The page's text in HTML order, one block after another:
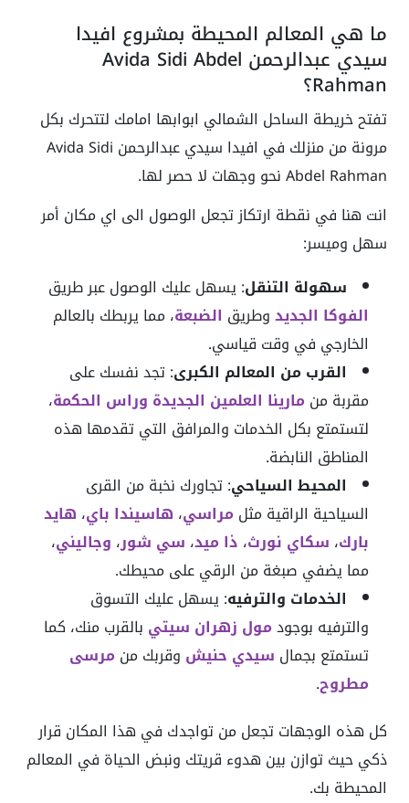
ما هي المعالم المحيطة بمشروع افيدا
سيدي عبدالرحمن Avida Sidi Abdel
Rahman؟
تفتح خريطة الساحل الشمالي ابوابها امامك لتتحرك بكل
مرونة من منزلك في افيدا سيدي عبدالرحمن Avida Sidi
Abdel Rahman نحو وجهات لا حصر لها.
انت هنا في نقطة ارتكاز تجعل الوصول الى اي مكان أمر
سهل وميسر:
سهولة التنقل: يسهل عليك الوصول عبر طريق
الفوكا الجديدوطريق الضبعة، مما يربطك بالعالم
الخارجي في وقت قياسي.
القرب من المعالم الكبرى: تجد نفسك على
مقربة من مارينا العلمين الجديدة وراس الحكمة،
لتستمتع بكل الخدمات والمرافق التي تقدمها هذه
المناطق النابضة.
المحيط السياحي: تجاورك نخبة من القرى
السياحية الراقية مثل مراسي، هاسيندا باي، هايد
بارك، سكاي نورث، ذا ميد، سي شور، وجاليني،
مما يضفي صبغة من الرقي على محيطك.
الخدمات والترفيه: يسهل عليك التسوق
والترفيه بوجودمول زهران سيتي بالقرب منك، كما
تستمتع بجمال سيدي حنيش وقربك من مرسى
مطروح.
كل هذه الوجهات تجعل من تواجدك في هذا المكان قرار
ذكي حيث توازن بين هدوء قريتك ونبض الحياة في المعالم
المحيطة بك.